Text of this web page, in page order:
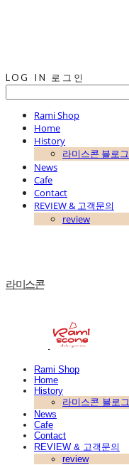
LOG IN 로그인
Rami Shop
Home
History
라미스콘 블로그
News
Cafe
Contact
REVIEW & 고객문의
review
라미스콘
Rami Shop
Home
History
라미스콘 블로그
News
Cafe
Contact
REVIEW & 고객문의
review